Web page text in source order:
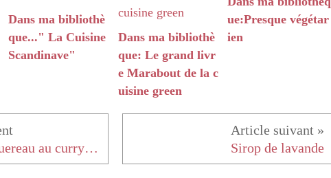
Dans ma bibliothè
que..." La Cuisine
Scandinave"
Dans ma bibliothè
que: Le grand livr
e Marabout de la c
uisine green
ue:Presque végétar
ien
Rillettes de maquereau au curry et à la menthe Sirop de lavande